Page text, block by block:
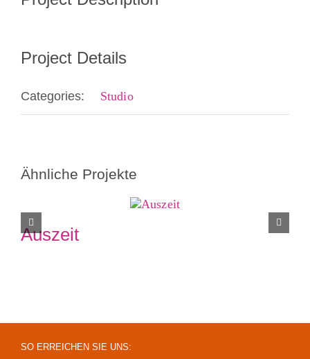
Project Details
Categories: Studio
Ähnliche Projekte
Auszeit
SO ERREICHEN SIE UNS: